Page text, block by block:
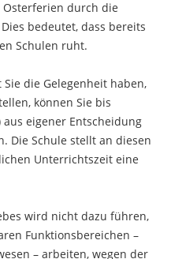
durch die
Dies bedeutet, dass bereits
Schulen ruht.
Sie die Gelegenheit haben,
können Sie bis
eigener Entscheidung
Die Schule stellt an diesen
Unterrichtszeit eine
wird nicht dazu führen,
Funktionsbereichen –
– arbeiten, wegen der